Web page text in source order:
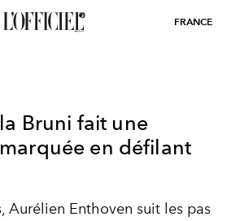
FRANCE
Bruni fait une
en défilant
Aurélien Enthoven suit les pas